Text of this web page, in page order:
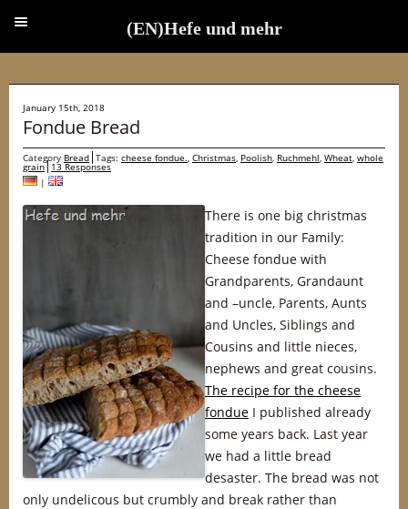
January 15th, 2018
Fondue Bread
Category Bread Tags: cheese fondue., Christmas, Poolish, Ruchmehl, Wheat, whole
grain 13 Responses
|
There is one big christmas
tradition in our Family:
Cheese fondue with
Grandparents, Grandaunt
and –uncle, Parents, Aunts
and Uncles, Siblings and
Cousins and little nieces,
nephews and great cousins.
The recipe for the cheese
fondue I published already
some years back. Last year
we had a little bread
desaster. The bread was not
only undelicous but crumbly and break rather than
(EN)Hefe und mehr
(EN)Hefe und mehr